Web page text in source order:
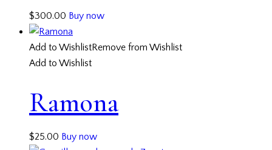
$300.00 Buy now
Add to WishlistRemove from Wishlist
Add to Wishlist
Ramona
$25.00 Buy now